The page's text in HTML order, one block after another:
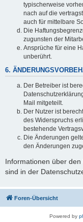
typischerweise
nach auf die
auch für mittelbare
Die
zugunsten der
Ansprüche für eine
unberührt.
6.
Der Betreiber ist
Mail mitgeteilt.
Der Nutzer ist
des Widerspruchs
bestehende
Die Änderungen
den Änderungen
Informationen über
sind in der
Foren-Übersicht
Powered by